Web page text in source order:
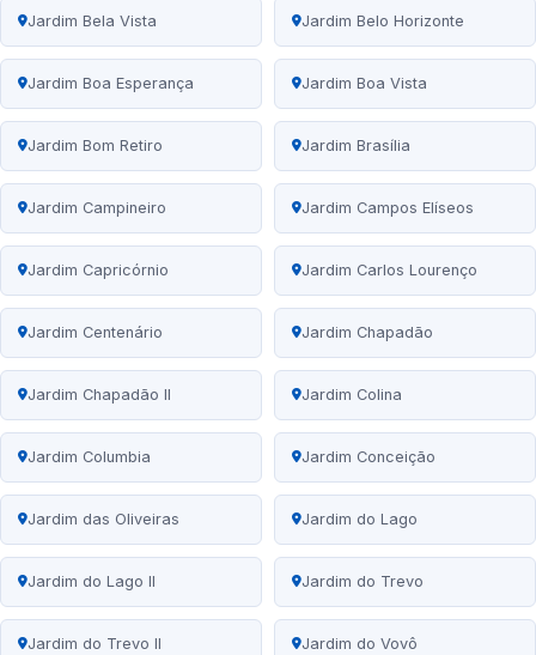
Jardim Bela Vista Jardim Belo Horizonte
Jardim Boa Esperança Jardim Boa Vista
Jardim Bom Retiro Jardim Brasília
Jardim Campineiro Jardim Campos Elíseos
Jardim Capricórnio Jardim Carlos Lourenço
Jardim Centenário Jardim Chapadão
Jardim Chapadão II Jardim Colina
Jardim Columbia Jardim Conceição
Jardim das Oliveiras Jardim do Lago
Jardim do Lago II Jardim do Trevo
Jardim do Trevo II Jardim do Vovô